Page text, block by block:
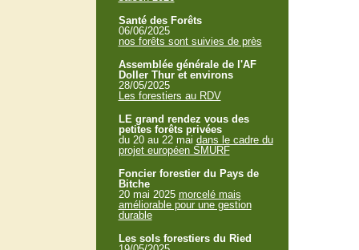
Santé des Forêts
06/06/2025
nos forêts sont suivies de près
Assemblée générale de l'AF
Doller Thur et environs
28/05/2025
Les forestiers au RDV
LE grand rendez vous des
petites forêts privées
du 20 au 22 mai dans le cadre du
projet européen SMURF
Foncier forestier du Pays de
Bitche
20 mai 2025 morcelé mais
améliorable pour une gestion
durable
Les sols forestiers du Ried